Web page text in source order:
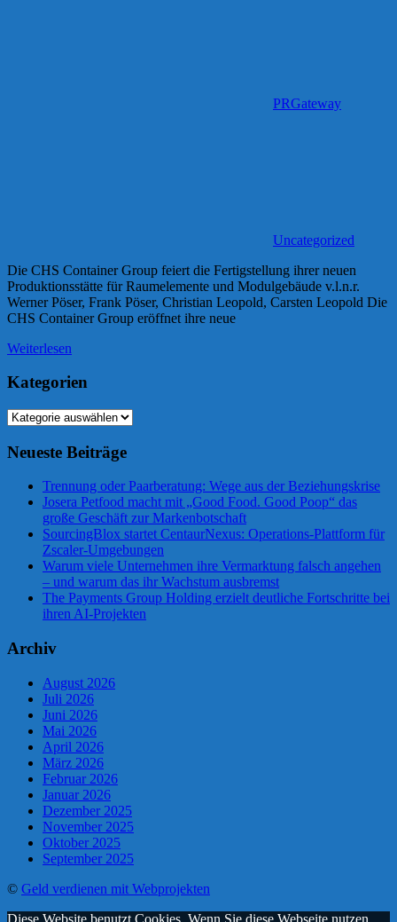
PRGateway
Uncategorized
Die CHS Container Group feiert die Fertigstellung ihrer neuen
Produktionsstätte für Raumelemente und Modulgebäude v.l.n.r.
Werner Pöser, Frank Pöser, Christian Leopold, Carsten Leopold Die
CHS Container Group eröffnet ihre neue
Weiterlesen
Kategorien
Kategorien
Neueste Beiträge
Trennung oder Paarberatung: Wege aus der Beziehungskrise
Josera Petfood macht mit „Good Food. Good Poop“ das
große Geschäft zur Markenbotschaft
SourcingBlox startet CentaurNexus: Operations-Plattform für
Zscaler-Umgebungen
Warum viele Unternehmen ihre Vermarktung falsch angehen
– und warum das ihr Wachstum ausbremst
The Payments Group Holding erzielt deutliche Fortschritte bei
ihren AI-Projekten
Archiv
August 2026
Juli 2026
Juni 2026
Mai 2026
April 2026
März 2026
Februar 2026
Januar 2026
Dezember 2025
November 2025
Oktober 2025
September 2025
© Geld verdienen mit Webprojekten
Diese Website benutzt Cookies. Wenn Sie diese Webseite nutzen,